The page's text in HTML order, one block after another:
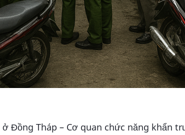
Đồng Tháp – Cơ quan chức năng khẩn